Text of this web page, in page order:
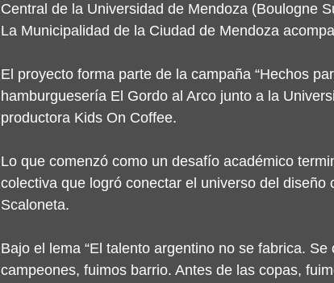
Central de la Universidad de Mendoza (Boulogne
La Municipalidad de la Ciudad de Mendoza
El proyecto forma parte de la campaña “Hechos
hamburguesería El Gordo al Arco junto a la
productora Kids On Coffee.
Lo que comenzó como un desafío académico
colectiva que logró conectar el universo del diseño
Scaloneta.
Bajo el lema “El talento argentino no se fabrica.
campeones, fuimos barrio. Antes de las copas,